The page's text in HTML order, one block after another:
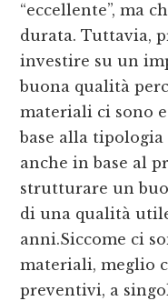
“eccellente”, ma
durata. Tuttavia,
investire su un
buona qualità
materiali ci sono
base alla
anche in base al
strutturare un
di una qualità
anni.Siccome ci
materiali, meglio
preventivi, a